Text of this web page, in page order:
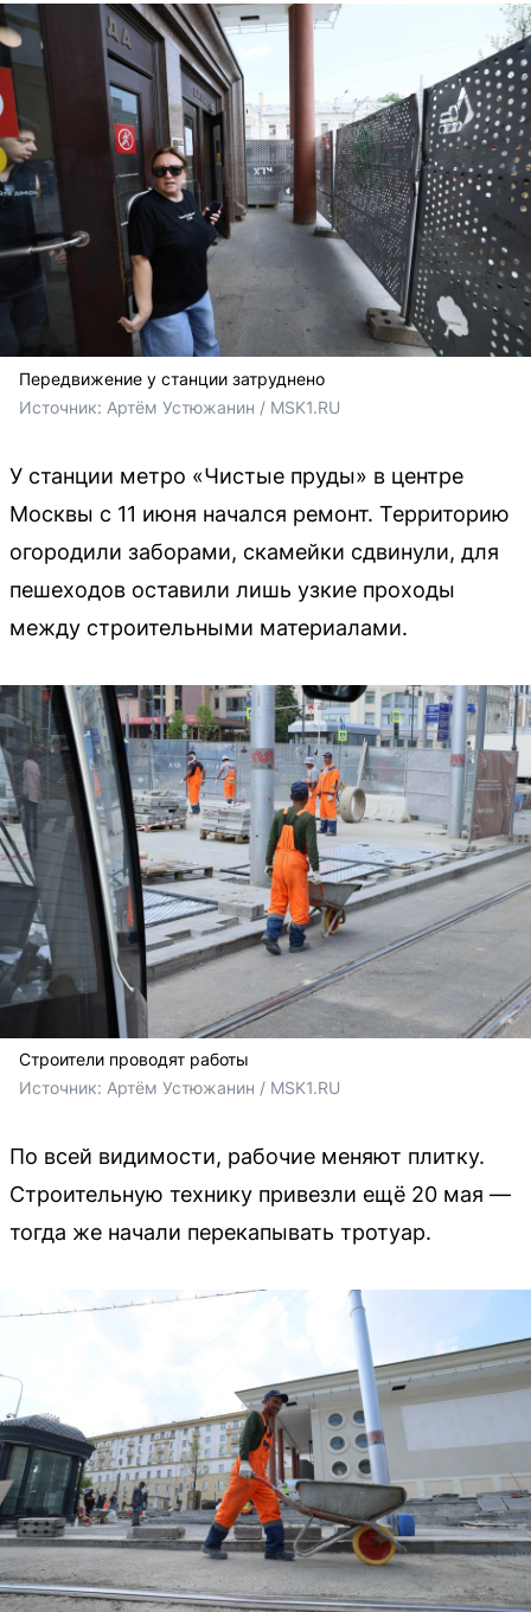
Передвижение у станции затруднено
Источник: Артём Устюжанин / MSK1.RU
У станции метро «Чистые пруды» в центре
Москвы с 11 июня начался ремонт. Территорию
огородили заборами, скамейки сдвинули, для
пешеходов оставили лишь узкие проходы
между строительными материалами.
Строители проводят работы
Источник: Артём Устюжанин / MSK1.RU
По всей видимости, рабочие меняют плитку.
Строительную технику привезли ещё 20 мая —
тогда же начали перекапывать тротуар.